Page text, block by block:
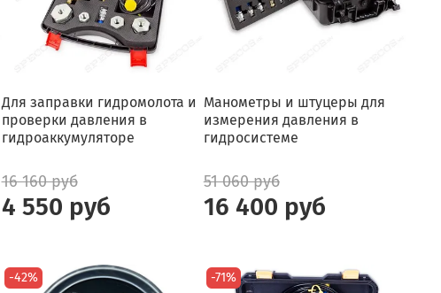
Для заправки гидромолота и
проверки давления в
гидроаккумуляторе
16 160 руб
4 550 руб
Манометры и штуцеры для
измерения давления в
гидросистеме
51 060 руб
16 400 руб
-42% -71%